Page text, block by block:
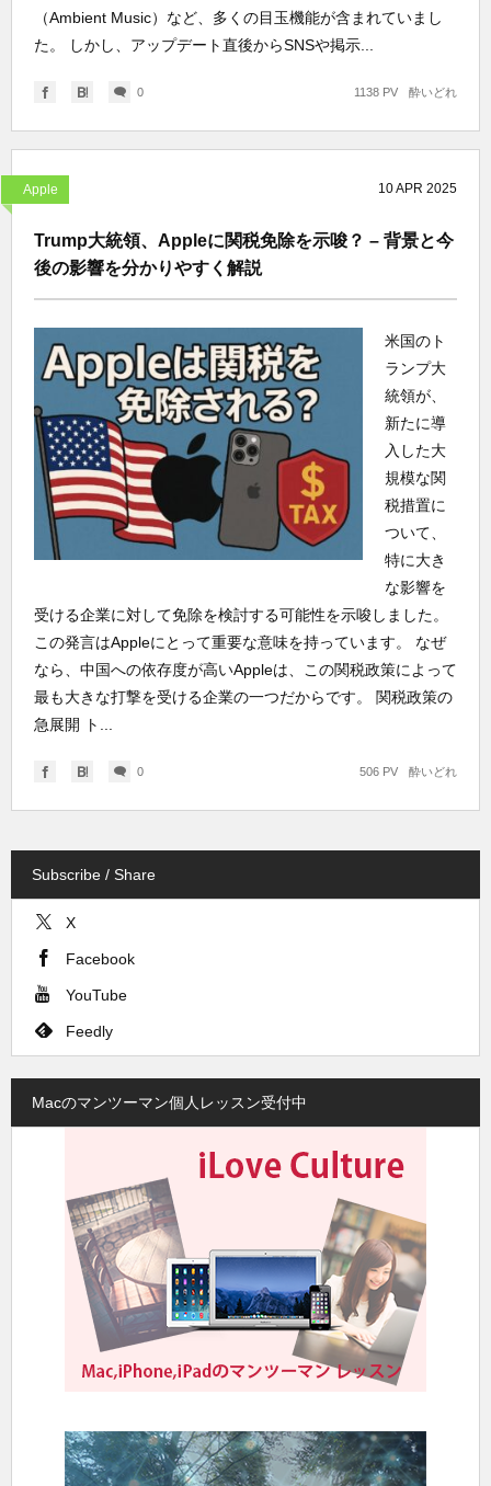
（Ambient Music）など、多くの目玉機能が含まれていまし
た。 しかし、アップデート直後からSNSや掲示...
0 酔いどれ
1138 PV
Apple 10APR 2025
Trump大統領、Appleに関税免除を示唆？ – 背景と今
後の影響を分かりやすく解説
米国のト
ランプ大
統領が、
新たに導
入した大
規模な関
税措置に
ついて、
特に大き
な影響を
受ける企業に対して免除を検討する可能性を示唆しました。
この発言はAppleにとって重要な意味を持っています。 なぜ
なら、中国への依存度が高いAppleは、この関税政策によって
最も大きな打撃を受ける企業の一つだからです。 関税政策の
急展開 ト...
0 酔いどれ
506 PV
Subscribe / Share
X
Facebook
YouTube
Feedly
Macのマンツーマン個人レッスン受付中